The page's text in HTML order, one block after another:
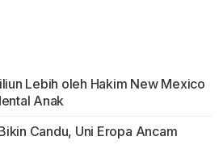
Lebih oleh Hakim New Mexico
Anak
Candu, Uni Eropa Ancam